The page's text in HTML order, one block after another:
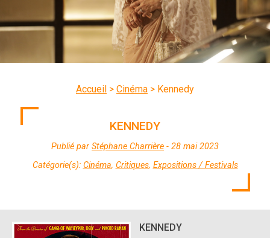
Accueil > Cinéma > Kennedy
KENNEDY
Publié par Stéphane Charrière - 28 mai 2023
Catégorie(s): Cinéma, Critiques, Expositions / Festivals
KENNEDY